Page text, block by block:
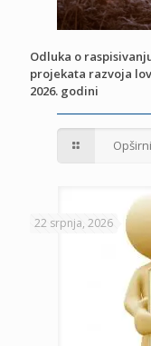
Odluka o
projekata razvoja
2026. godini
22 srpnja, 2026